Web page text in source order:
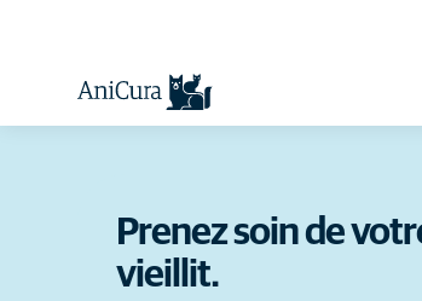
Prenez soin de
vieillit.